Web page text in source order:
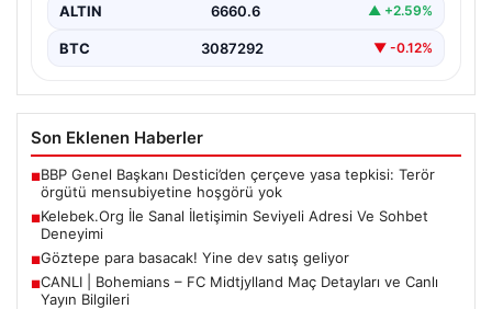
ALTIN 6660.6 ▲ +2.59%
BTC 3087292 ▼ -0.12%
Son Eklenen Haberler
■BBP Genel Başkanı Destici’den çerçeve yasa tepkisi: Terör
örgütü mensubiyetine hoşgörü yok
■Kelebek.Org İle Sanal İletişimin Seviyeli Adresi Ve Sohbet
Deneyimi
■Göztepe para basacak! Yine dev satış geliyor
■CANLI | Bohemians – FC Midtjylland Maç Detayları ve Canlı
Yayın Bilgileri